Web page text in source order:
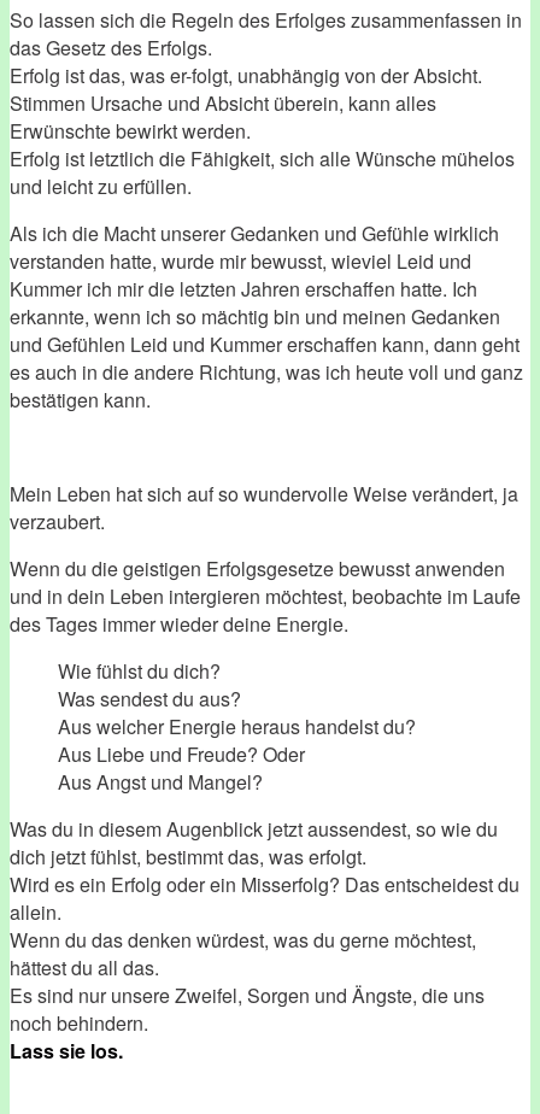
So lassen sich die Regeln des Erfolges zusammenfassen in
das Gesetz des Erfolgs.
Erfolg ist das, was er-folgt, unabhängig von der Absicht.
Stimmen Ursache und Absicht überein, kann alles
Erwünschte bewirkt werden.
Erfolg ist letztlich die Fähigkeit, sich alle Wünsche mühelos
und leicht zu erfüllen.
Als ich die Macht unserer Gedanken und Gefühle wirklich
verstanden hatte, wurde mir bewusst, wieviel Leid und
Kummer ich mir die letzten Jahren erschaffen hatte. Ich
erkannte, wenn ich so mächtig bin und meinen Gedanken
und Gefühlen Leid und Kummer erschaffen kann, dann geht
es auch in die andere Richtung, was ich heute voll und ganz
bestätigen kann.
Mein Leben hat sich auf so wundervolle Weise verändert, ja
verzaubert.
Wenn du die geistigen Erfolgsgesetze bewusst anwenden
und in dein Leben intergieren möchtest, beobachte im Laufe
des Tages immer wieder deine Energie.
Wie fühlst du dich?
Was sendest du aus?
Aus welcher Energie heraus handelst du?
Aus Liebe und Freude? Oder
Aus Angst und Mangel?
Was du in diesem Augenblick jetzt aussendest, so wie du
dich jetzt fühlst, bestimmt das, was erfolgt.
Wird es ein Erfolg oder ein Misserfolg? Das entscheidest du
allein.
Wenn du das denken würdest, was du gerne möchtest,
hättest du all das.
Es sind nur unsere Zweifel, Sorgen und Ängste, die uns
noch behindern.
Lass sie los.